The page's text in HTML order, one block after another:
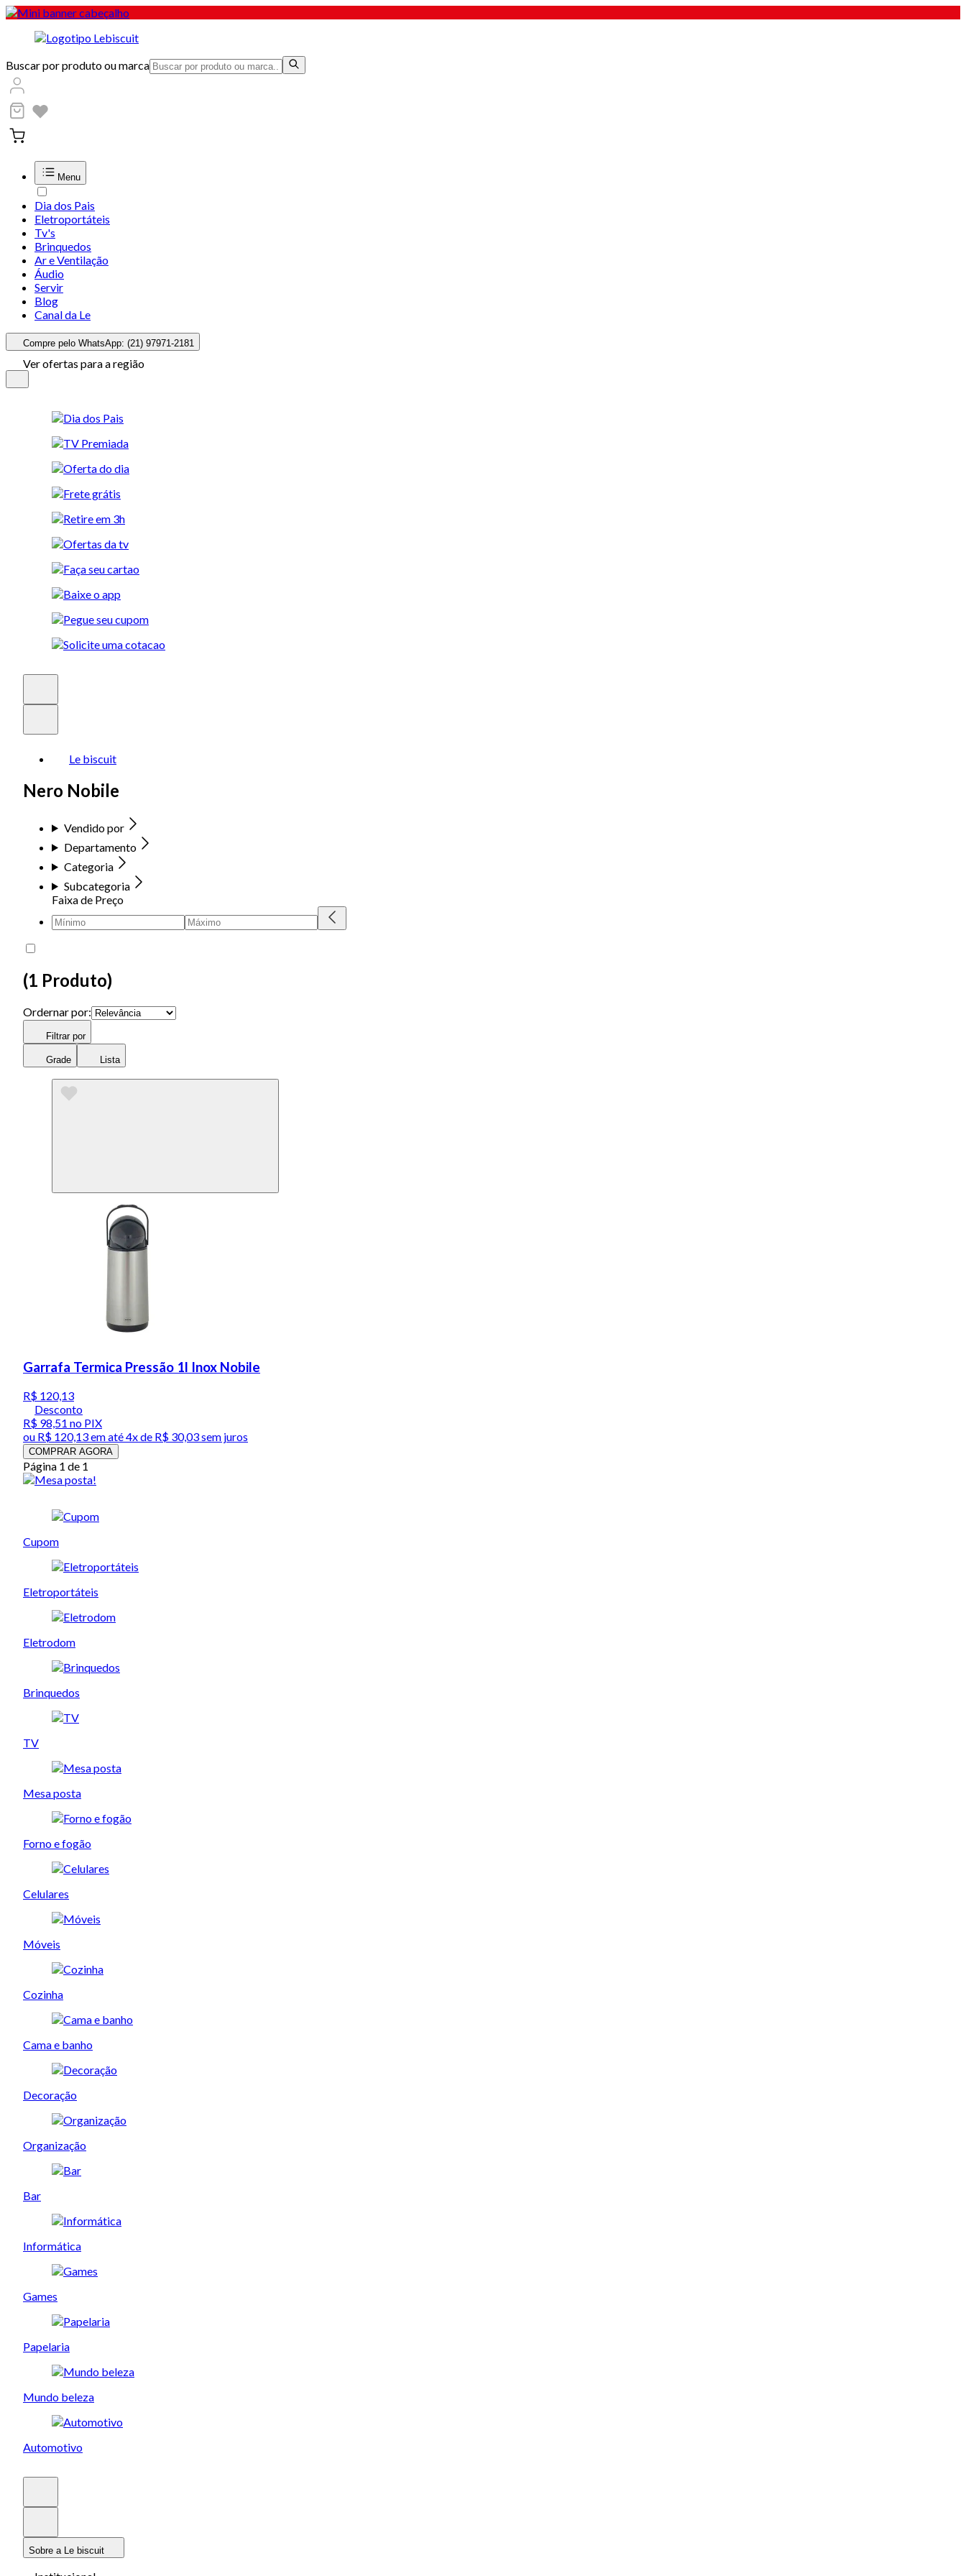
Buscar por produto ou marca
Menu
Dia dos Pais
Eletroportáteis
Tv's
Brinquedos
Ar e Ventilação
Áudio
Servir
Blog
Canal da Le
Compre pelo WhatsApp: (21) 97971-2181
Ver ofertas para a região
Le biscuit
Nero Nobile
Vendido por
Departamento
Categoria
Subcategoria
Faixa de Preço
(1 Produto)
Ordernar por:
Filtrar por
Grade Lista
Garrafa Termica Pressão 1l Inox Nobile
R$ 120,13
Desconto
R$ 98,51 no PIX
ou R$ 120,13em até4x de R$ 30,03 sem juros
COMPRAR AGORA
Página 1 de 1
Cupom
Eletroportáteis
Eletrodom
Brinquedos
TV
Mesa posta
Forno e fogão
Celulares
Móveis
Cozinha
Cama e banho
Decoração
Organização
Bar
Informática
Games
Papelaria
Mundo beleza
Automotivo
Sobre a Le biscuit